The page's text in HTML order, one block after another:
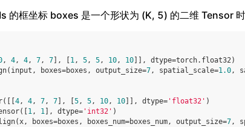
的框坐标 boxes 是一个形状为 (K, 5) 的二维 Tensor 时
, 4, 4, 7, 7 ], 1, 5, 5, 10, 10 ]], dtype=torch. float32)
( input , boxes=boxes , output_size=7, spatial_scale=1.0,
([[ 4, 4, 7, 7 ], 5, 5, 10, 10 ]], dtype= 'float32' )
([ 1, 1 ], dtype= 'int32' )
(x, boxes=boxes , boxes_num=boxes_num, output_size=7,